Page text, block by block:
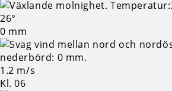
26°
0 mm
1.2 m/s
Kl. 06